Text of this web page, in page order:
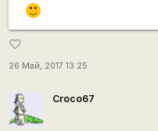
:)
favorite_border
26 Май, 2017 13:25
Сroco67